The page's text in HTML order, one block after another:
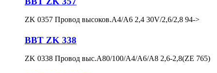
ZK 0357 Провод высоков.A4/A6 2,4 30V/2,6/2,8 94->
BBT ZK 338
ZK 0338 Провoд выс.A80/100/A4/A6/A8 2,6-2,8(ZE 765)